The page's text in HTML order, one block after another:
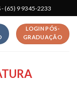
- (65) 9 9345-2233
LOGIN PÓS-
GRADUAÇÃO